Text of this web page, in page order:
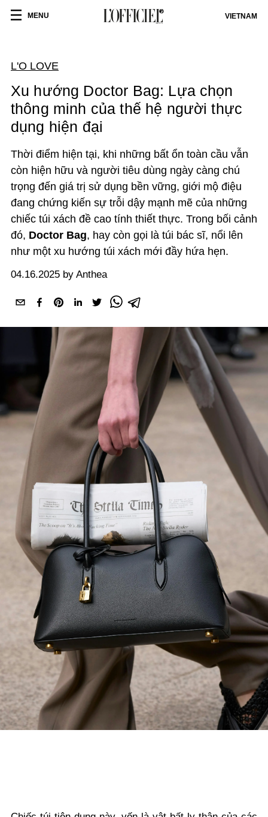
MENU VIETNAM
L'O LOVE
Xu hướng Doctor Bag: Lựa chọn
thông minh của thế hệ người thực
dụng hiện đại
Thời điểm hiện tại, khi những bất ổn toàn cầu vẫn
còn hiện hữu và người tiêu dùng ngày càng chú
trọng đến giá trị sử dụng bền vững, giới mộ điệu
đang chứng kiến sự trỗi dậy mạnh mẽ của những
chiếc túi xách đề cao tính thiết thực. Trong bối cảnh
đó, Doctor Bag, hay còn gọi là túi bác sĩ, nổi lên
như một xu hướng túi xách mới đầy hứa hẹn.
04.16.2025 by Anthea